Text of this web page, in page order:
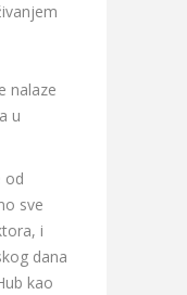
nalaze
u
od
sve
i
dana
kao